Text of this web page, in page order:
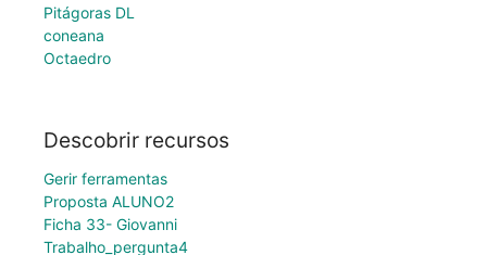
Pitágoras DL
coneana
Octaedro
Descobrir recursos
Gerir ferramentas
Proposta ALUNO2
Ficha 33- Giovanni
Trabalho_pergunta4